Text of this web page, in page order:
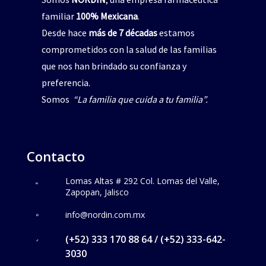
familiar 100% Mexicana.
Desde hace más de 7 décadasestamos
comprometidos con la salud de las familias
que nos han brindado su confianza y
preferencia.
Somos “La familia que cuida a tu familia”.
Contacto
Lomas Altas # 292 Col. Lomas del Valle,
Zapopan, Jalisco
info@nordin.com.mx
(+52) 333 170 88 64 / (+52) 333-642-
3030